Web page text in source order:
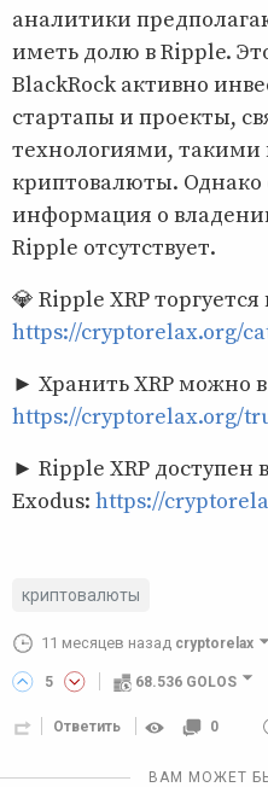
аналитики
иметь долю в Ripple.
BlackRock активно
стартапы и проекты,
технологиями, такими
криптовалюты.
информация о
Ripple отсутствует.
💎 Ripple XRP
https://cryptorelax.org/
► Хранить XRP можно
https://cryptorelax.org/
► Ripple XRP доступен
Exodus: https://
криптовалюты
11 месяцев назад cryptorelax
5 68.536 GOLOS
Ответить 0
ВАМ МОЖЕТ